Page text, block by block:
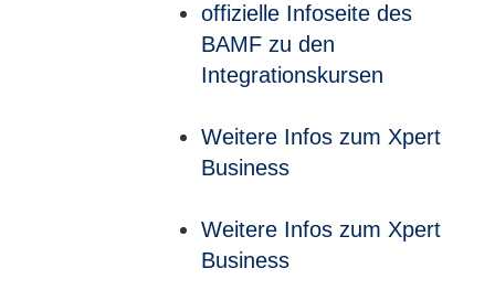
offizielle Infoseite des
BAMF zu den
Integrationskursen
Weitere Infos zum Xpert
Business
Weitere Infos zum Xpert
Business